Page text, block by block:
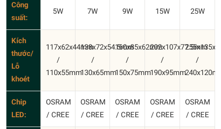
Công
suất:
5W 7W 9W 15W 25W
Kích
thước/
Lỗ
khoét
117x62x44mm
/
110x55mm
138x72x54.5mm
/
130x65mm
160x85x62mm
/
150x75mm
202x107x77.5mm
/
190x95mm
/
Chip
LED:
OSRAM
/ CREE
OSRAM
/ CREE
OSRAM
/ CREE
OSRAM
/ CREE
OSRAM
/ CREE